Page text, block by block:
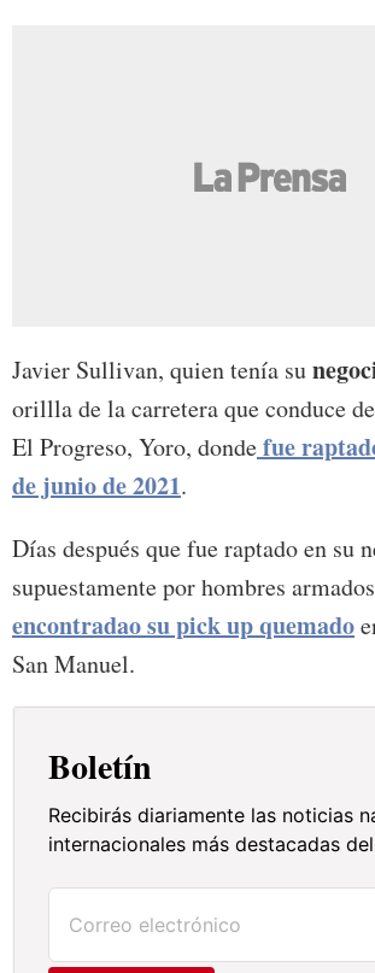
Javier Sullivan, quien tenía su
orillla de la carretera que conduce
El Progreso, Yoro, dondefue
de junio de 2021.
Días después que fue raptado en su
supuestamente por hombres
encontradao su pick up quemado
San Manuel.
Boletín
Recibirás diariamente las noticias
internacionales más destacadas